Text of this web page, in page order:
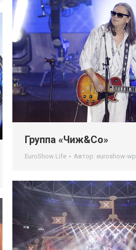
Группа «Чиж&Со»
EuroShow Life Автор: euroshow-wp